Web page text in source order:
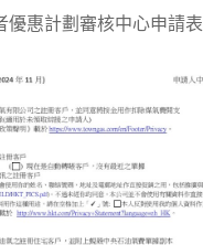
優惠計劃審核中心申請